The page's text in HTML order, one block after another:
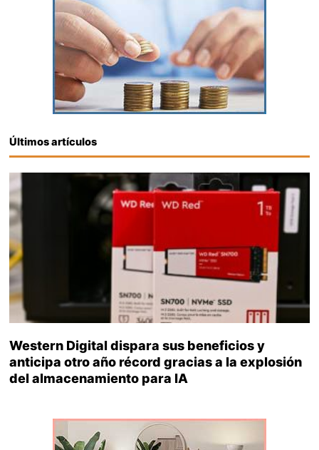
Últimos artículos
Western Digital dispara sus beneficios y
anticipa otro año récord gracias a la explosión
del almacenamiento para IA